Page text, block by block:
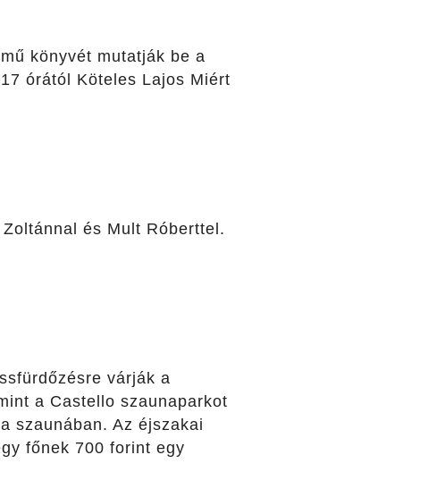
könyvét mutatják be a
17 órától Köteles Lajos Miért
és Mult Róberttel.
várják a
a Castello szaunaparkot
szaunában. Az éjszakai
főnek 700 forint egy